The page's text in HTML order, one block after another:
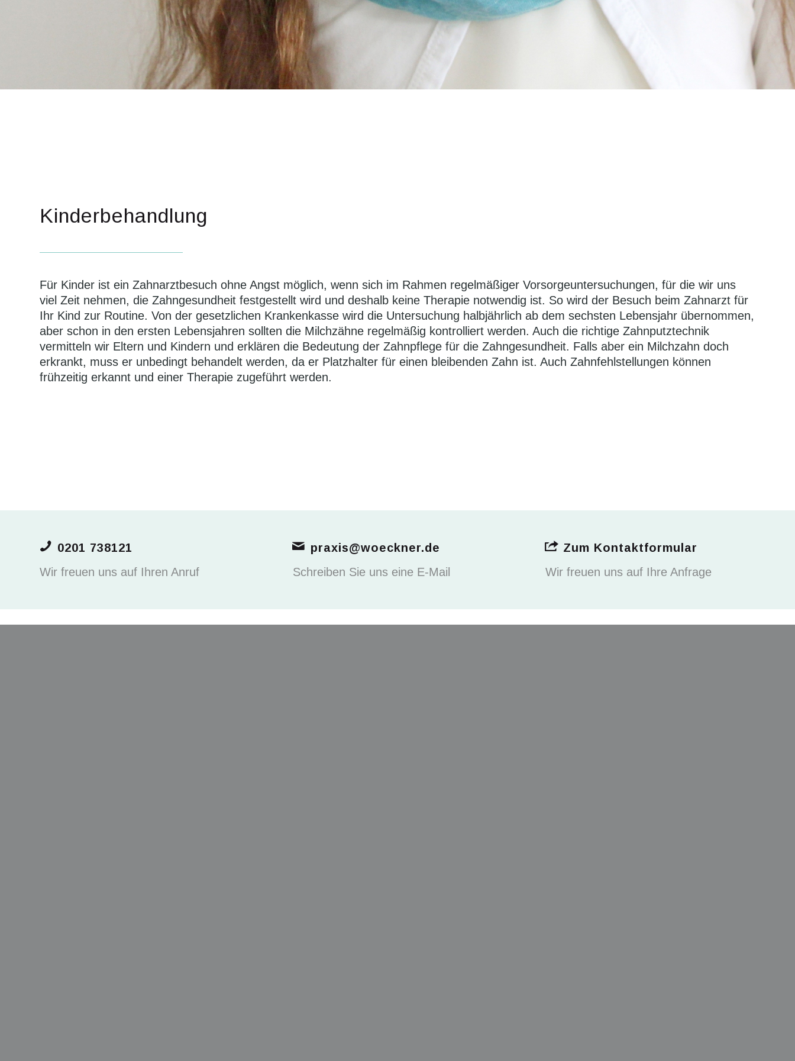
Kinderbehandlung
Für Kinder ist ein Zahnarztbesuch ohne Angst möglich, wenn sich im Rahmen regelmäßiger Vorsorgeuntersuchungen, für die wir uns
viel Zeit nehmen, die Zahngesundheit festgestellt wird und deshalb keine Therapie notwendig ist. So wird der Besuch beim Zahnarzt für
Ihr Kind zur Routine. Von der gesetzlichen Krankenkasse wird die Untersuchung halbjährlich ab dem sechsten Lebensjahr übernommen,
aber schon in den ersten Lebensjahren sollten die Milchzähne regelmäßig kontrolliert werden. Auch die richtige Zahnputztechnik
vermitteln wir Eltern und Kindern und erklären die Bedeutung der Zahnpflege für die Zahngesundheit. Falls aber ein Milchzahn doch
erkrankt, muss er unbedingt behandelt werden, da er Platzhalter für einen bleibenden Zahn ist. Auch Zahnfehlstellungen können
frühzeitig erkannt und einer Therapie zugeführt werden.
0201 738121
Wir freuen uns auf Ihren Anruf
praxis@woeckner.de
Schreiben Sie uns eine E-Mail
Zum Kontaktformular
Wir freuen uns auf Ihre Anfrage